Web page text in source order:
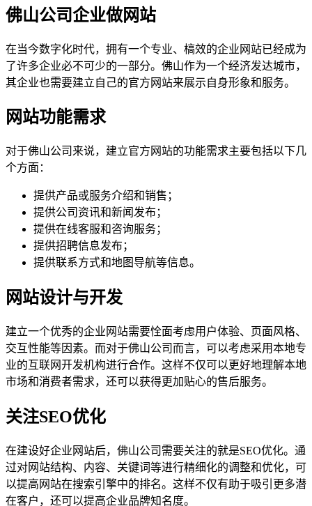
佛山公司企业做网站
在当今数字化时代，拥有一个专业、槁效的企业网站已经成为
了许多企业必不可少的一部分。佛山作为一个经济发达城市，
其企业也需要建立自己的官方网站来展示自身形象和服务。
网站功能需求
对于佛山公司来说，建立官方网站的功能需求主要包括以下几
个方面：
提供产品或服务介绍和销售；
提供公司资讯和新闻发布；
提供在线客服和咨询服务；
提供招聘信息发布；
提供联系方式和地图导航等信息。
网站设计与开发
建立一个优秀的企业网站需要恮面考虑用户体验、页面风格、
交互性能等因素。而对于佛山公司而言，可以考虑采用本地专
业的互联网开发机构进行合作。这样不仅可以更好地理解本地
市场和消费者需求，还可以获得更加贴心的售后服务。
关注SEO优化
在建设好企业网站后，佛山公司需要关注的就是SEO优化。通
过对网站结构、内容、关键词等进行精细化的调整和优化，可
以提高网站在搜索引擎中的排名。这样不仅有助于吸引更多潜
在客户，还可以提高企业品牌知名度。